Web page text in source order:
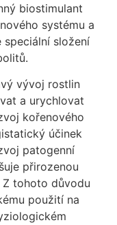
biostimulant
systému a
speciální složení
vývoj rostlin
a urychlovat
kořenového
účinek
patogenní
přirozenou
tohoto důvodu
použití na